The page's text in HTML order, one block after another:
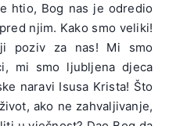
htio, Bog nas je odredio
njim. Kako smo veliki!
poziv za nas! Mi smo
mi smo ljubljena djeca
naravi Isusa Krista! Što
ako ne zahvaljivanje,